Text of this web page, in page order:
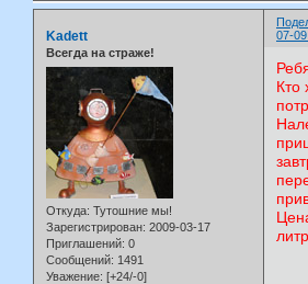
07-
Kadett
Всегда на страже!
Откуда: Тутошние мы!
Зарегистрирован: 2009-03-17
Приглашений: 0
Сообщений: 1491
Уважение: [+24/-0]
Кто
литр